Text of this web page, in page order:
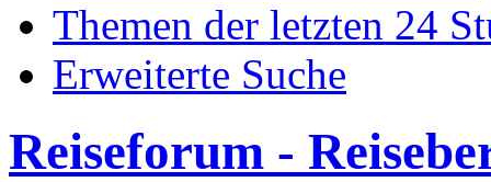
Themen der letzten 24
Erweiterte Suche
Reiseforum -